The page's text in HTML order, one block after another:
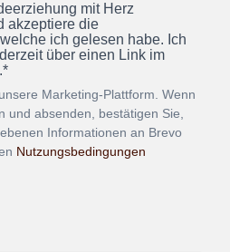
mit Herz
akzeptiere die
ich gelesen habe. Ich
über einen Link im
Marketing-Plattform. Wenn
und absenden, bestätigen Sie,
Informationen an Brevo
Nutzungsbedingungen